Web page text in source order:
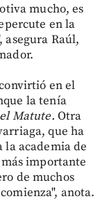
mucho, es
en la
asegura Raúl,
en el
la tenía
Matute. Otra
que ha
la academia de
importante
de muchos
anota.